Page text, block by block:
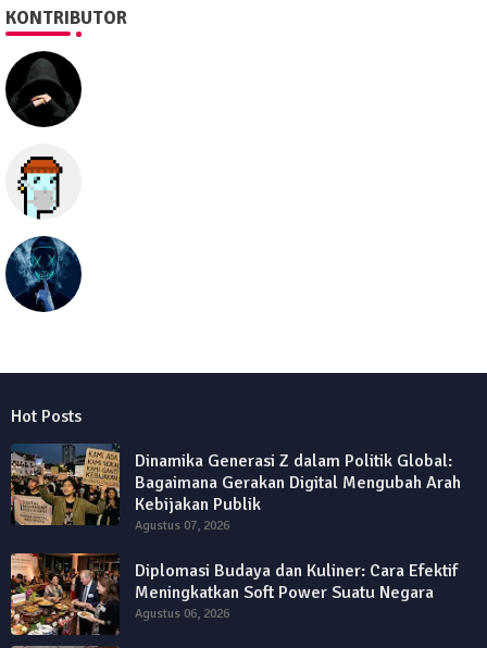
KONTRIBUTOR
Hot Posts
Dinamika Generasi Z dalam Politik Global:
Bagaimana Gerakan Digital Mengubah Arah
Kebijakan Publik
Agustus 07, 2026
Diplomasi Budaya dan Kuliner: Cara Efektif
Meningkatkan Soft Power Suatu Negara
Agustus 06, 2026